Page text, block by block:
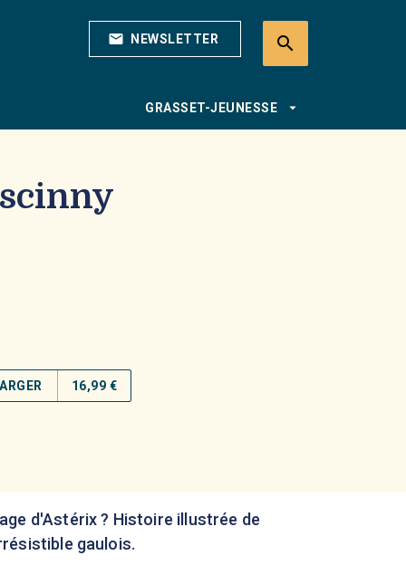
mail NEWSLETTER search
GRASSET-JEUNESSE arrow_drop_down
16,99 €
d'Astérix ? Histoire illustrée de
gaulois.